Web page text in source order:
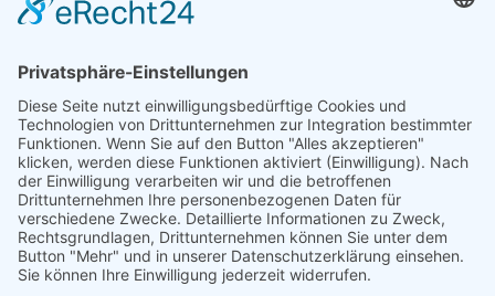
Telefon: +49 (0) 228 / 26 19 95 70
NEWSLETTER ABONNIEREN
ABONNIEREN